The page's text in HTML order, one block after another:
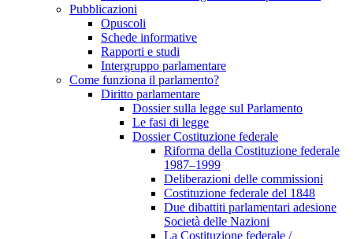
Pubblicazioni
Opuscoli
Schede informative
Rapporti e studi
Intergruppo parlamentare
Come funziona il parlamento?
Diritto parlamentare
Dossier sulla legge sul Parlamento
Le fasi di legge
Dossier Costituzione federale
Riforma della Costituzione federale
1987–1999
Deliberazioni delle commissioni
Costituzione federale del 1848
Due dibattiti parlamentari adesione
Società delle Nazioni
La Costituzione federale /